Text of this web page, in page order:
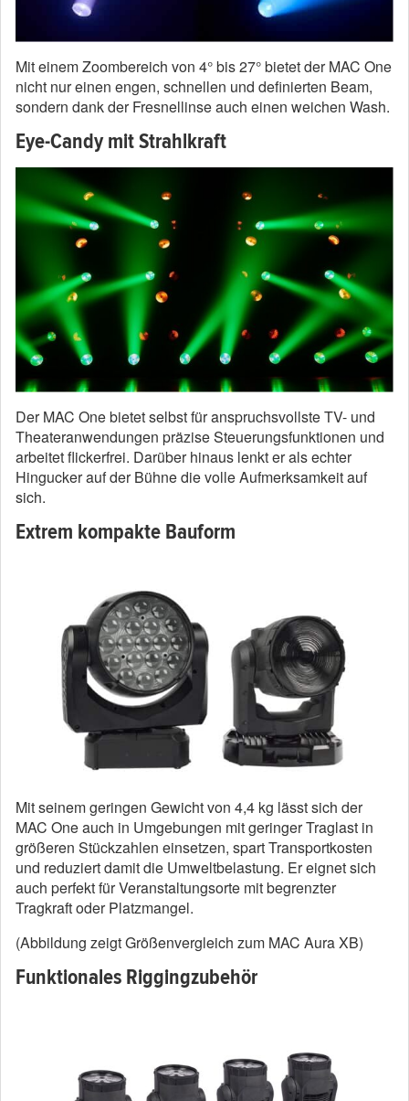
Mit einem Zoombereich von 4° bis 27° bietet der MAC One
nicht nur einen engen, schnellen und definierten Beam,
sondern dank der Fresnellinse auch einen weichen Wash.
Eye-Candy mit Strahlkraft
Der MAC One bietet selbst für anspruchsvollste TV- und
Theateranwendungen präzise Steuerungsfunktionen und
arbeitet flickerfrei. Darüber hinaus lenkt er als echter
Hingucker auf der Bühne die volle Aufmerksamkeit auf
sich.
Extrem kompakte Bauform
Mit seinem geringen Gewicht von 4,4 kg lässt sich der
MAC One auch in Umgebungen mit geringer Traglast in
größeren Stückzahlen einsetzen, spart Transportkosten
und reduziert damit die Umweltbelastung. Er eignet sich
auch perfekt für Veranstaltungsorte mit begrenzter
Tragkraft oder Platzmangel.
(Abbildung zeigt Größenvergleich zum MAC Aura XB)
Funktionales Riggingzubehör